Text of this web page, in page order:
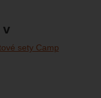
v
sety Camp